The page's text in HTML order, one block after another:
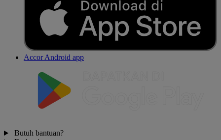
Accor Android app
Butuh bantuan?